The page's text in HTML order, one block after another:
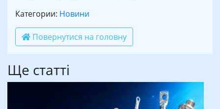
Категории: Новини
Повернутися на головну
Ще статті